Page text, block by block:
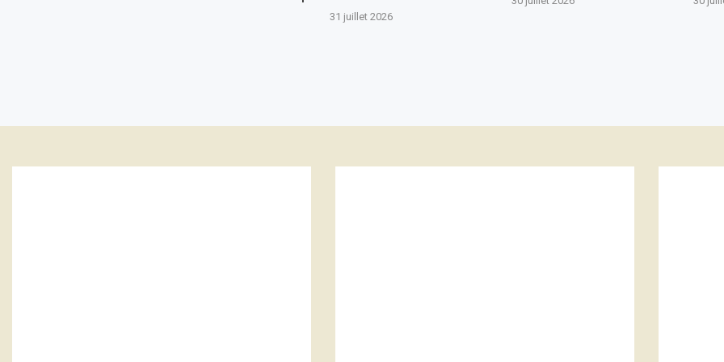
31 juillet 2026